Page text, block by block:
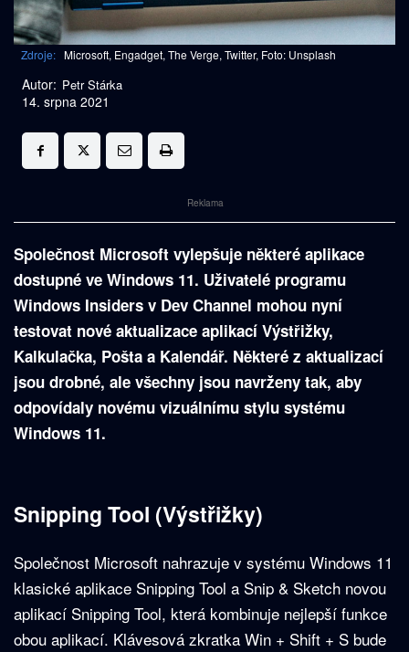
Zdroje: Microsoft, Engadget, The Verge, Twitter, Foto: Unsplash
Autor: Petr Stárka
14. srpna 2021
Reklama
Společnost Microsoft vylepšuje některé aplikace
dostupné ve Windows 11. Uživatelé programu
Windows Insiders v Dev Channel mohou nyní
testovat nové aktualizace aplikací Výstřižky,
Kalkulačka, Pošta a Kalendář. Některé z aktualizací
jsou drobné, ale všechny jsou navrženy tak, aby
odpovídaly novému vizuálnímu stylu systému
Windows 11.
Snipping Tool (Výstřižky)
Společnost Microsoft nahrazuje v systému Windows 11
klasické aplikace Snipping Tool a Snip & Sketch novou
aplikací Snipping Tool, která kombinuje nejlepší funkce
obou aplikací. Klávesová zkratka Win + Shift + S bude